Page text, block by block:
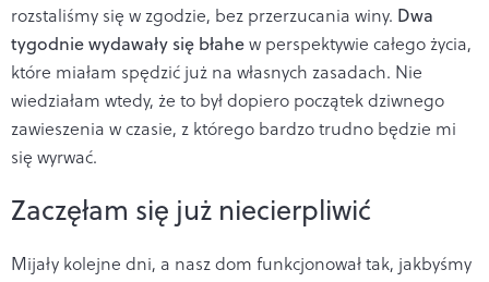
rozstaliśmy się w zgodzie, bez przerzucania winy. Dwa
tygodnie wydawały się błahew perspektywie całego życia,
które miałam spędzić już na własnych zasadach. Nie
wiedziałam wtedy, że to był dopiero początek dziwnego
zawieszenia w czasie, z którego bardzo trudno będzie mi
się wyrwać.
Zaczęłam się już niecierpliwić
Mijały kolejne dni, a nasz dom funkcjonował tak, jakbyśmy